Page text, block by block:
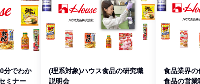
分でわか
ミナー
(理系対象)ハウス食品の研究職
説明会
食品業界の
食品の営業